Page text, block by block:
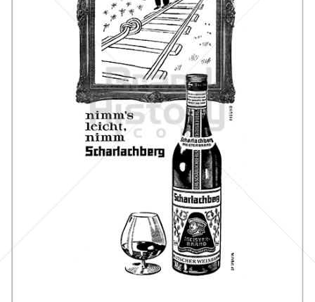
Scharlachberg
Scharlachberg Weinbrennerei, Wiesbaden
1961